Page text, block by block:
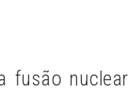
fusão nuclear